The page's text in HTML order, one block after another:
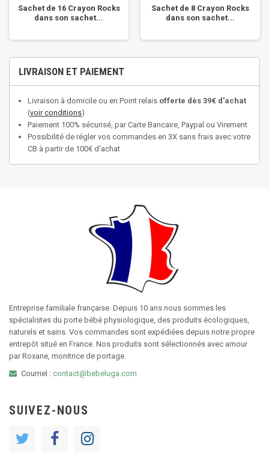
Sachet de 16 Crayon Rocks
dans son sachet...
Sachet de 8 Crayon Rocks
dans son sachet...
LIVRAISON ET PAIEMENT
Livraison à domicile ou en Point relais offerte dès 39€ d'achat
(voir conditions)
Paiement 100% sécurisé, par Carte Bancaire, Paypal ou Virement
Possibilité de régler vos commandes en 3X sans frais avec votre
CB à partir de 100€ d'achat
Entreprise familiale française. Depuis 10 ans nous sommes les
spécialistes du porte bébé physiologique, des produits écologiques,
naturels et sains. Vos commandes sont expédiées depuis notre propre
entrepôt situé en France. Nos produits sont sélectionnés avec amour
par Roxane, monitrice de portage.
Courriel : contact@bebeluga.com
SUIVEZ-NOUS